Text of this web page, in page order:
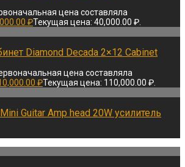
цена составляла
₽Текущая цена: 40,000.00 ₽.
Diamond Decada 2×12 Cabinet
цена составляла
₽Текущая цена: 110,000.00 ₽.
Guitar Amp head 20W усилитель